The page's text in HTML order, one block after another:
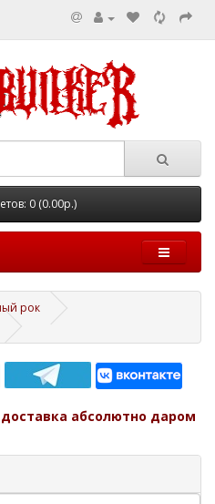
0 (0.00р.)
рок
абсолютно даром